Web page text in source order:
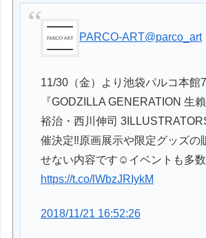
PARCO-ART@parco_art
11/30（金）より池袋パルコ本館
『GODZILLA GENERATION 生
裕治・西川伸司
催決定‼️原画展示や限定グッズの
せない内容です☺️イベントも多
https://t.co/lWbzJRIykM
2018/11/21 16:52:26